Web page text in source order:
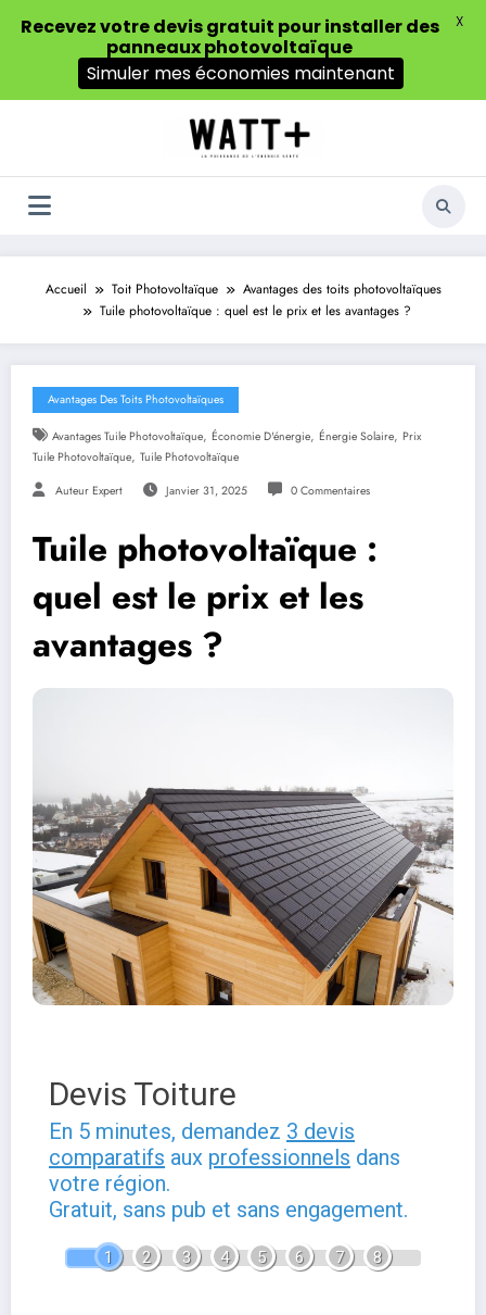
Accueil Toit Photovoltaïque
Avantages des toits photovoltaïques
Tuile photovoltaïque : quel est le prix et les avantages ?
Avantages Des Toits Photovoltaïques
Avantages Tuile Photovoltaïque, Économie D'énergie, Énergie Solaire, Prix
Tuile Photovoltaïque, Tuile Photovoltaïque
Auteur Expert Janvier 31, 2025 0 Commentaires
Tuile photovoltaïque :
quel est le prix et les
avantages ?
Devis Toiture
En 5 minutes, demandez 3 devis
comparatifs aux professionnels dans
votre région.
Gratuit, sans pub et sans engagement.
1 2 3 4 5 6 7 8
Recevez votre devis gratuit pour installer des
panneaux photovoltaïque
Simuler mes économies maintenant
X